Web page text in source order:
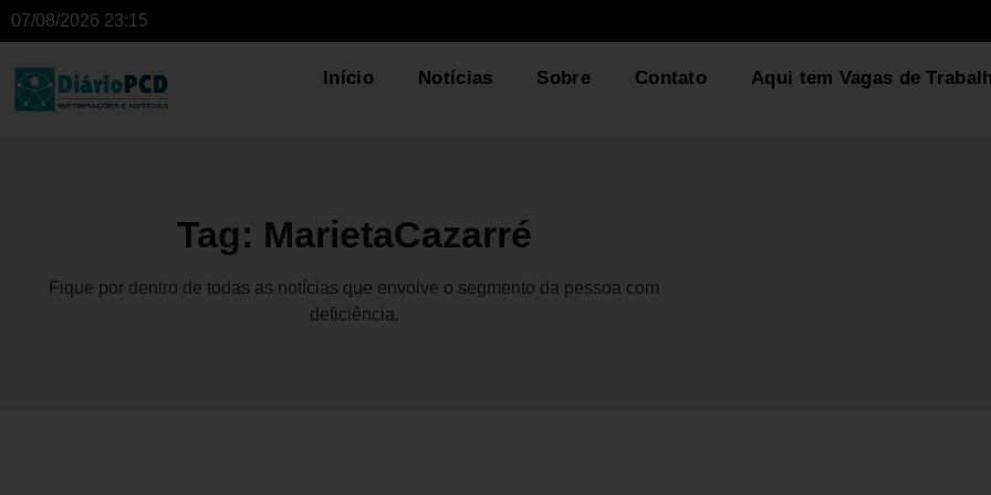
07/08/2026 23:15
Início Notícias Sobre Contato Aqui tem Vagas de
Tag: MarietaCazarré
Fique por dentro de todas as notícias que envolve o segmento da pessoa com
deficiência.